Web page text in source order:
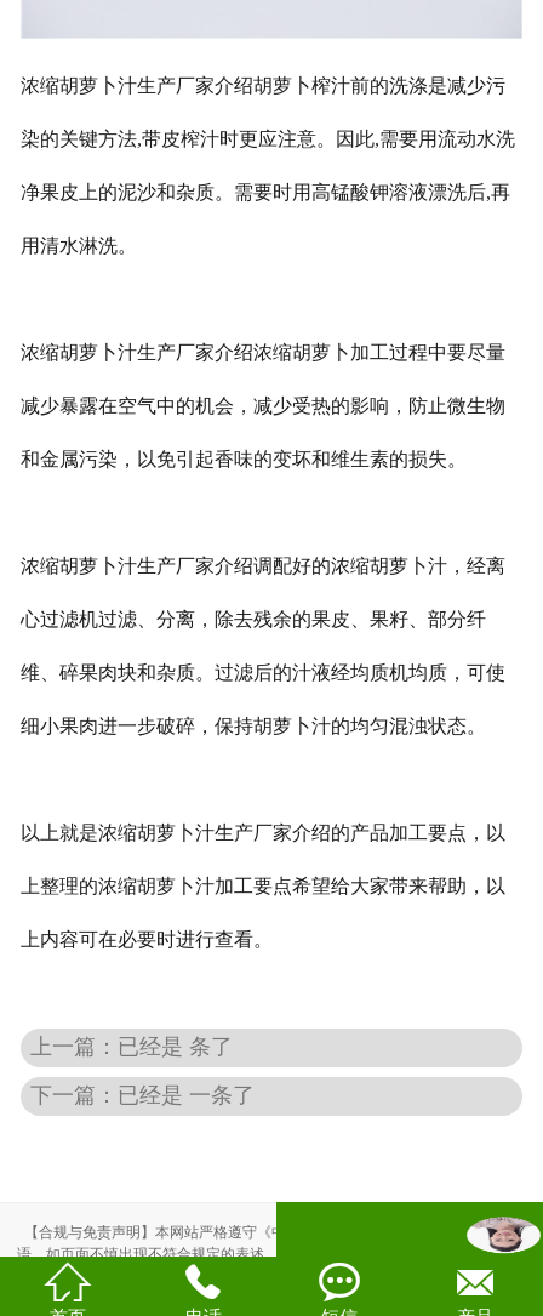
浓缩胡萝卜汁生产厂家介绍胡萝卜榨汁前的洗涤是减少污
染的关键方法,带皮榨汁时更应注意。因此,需要用流动水洗
净果皮上的泥沙和杂质。需要时用高锰酸钾溶液漂洗后,再
用清水淋洗。
浓缩胡萝卜汁生产厂家介绍浓缩胡萝卜加工过程中要尽量
减少暴露在空气中的机会，减少受热的影响，防止微生物
和金属污染，以免引起香味的变坏和维生素的损失。
浓缩胡萝卜汁生产厂家介绍调配好的浓缩胡萝卜汁，经离
心过滤机过滤、分离，除去残余的果皮、果籽、部分纤
维、碎果肉块和杂质。过滤后的汁液经均质机均质，可使
细小果肉进一步破碎，保持胡萝卜汁的均匀混浊状态。
以上就是浓缩胡萝卜汁生产厂家介绍的产品加工要点，以
上整理的浓缩胡萝卜汁加工要点希望给大家带来帮助，以
上内容可在必要时进行查看。
上一篇：已经是 条了
下一篇：已经是 一条了
   
【合规与免责声明】本网站严格遵守《中华人民共和国广告法》，尽力规范用
语。如页面不慎出现不符合规定的表述，敬请联系我们，将立即更正；相关内容
仅供参考，不构成交易依据。
本站部分素材来自网络，如有侵权，请联系删除。